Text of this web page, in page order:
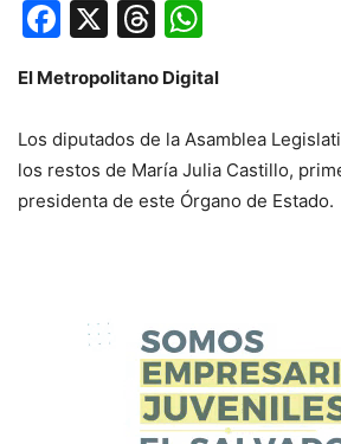
Facebook
X Threads
El Metropolitano Digital
Los diputados de la Asamblea
los restos de María Julia Castillo,
presidenta de este Órgano de Estado.